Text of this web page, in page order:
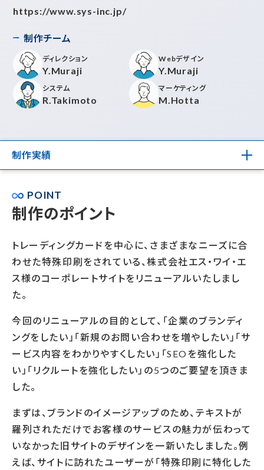
https://www.sys-inc.jp/
制作チーム
ディレクション
Y.Muraji
Webデザイン
Y.Muraji
システム
R.Takimoto
マーケティング
M.Hotta
制作実績
POINT
制作のポイント
トレーディングカードを中心に、さまざまなニーズに合
わせた特殊印刷をされている、株式会社エス・ワイ・エ
ス様のコーポレートサイトをリニューアルいたしまし
た。
今回のリニューアルの目的として、「企業のブランディ
ングをしたい」「新規のお問い合わせを増やしたい」「サ
ービス内容をわかりやすくしたい」「SEOを強化した
い」「リクルートを強化したい」の5つのご要望を頂きま
した。
まずは、ブランドのイメージアップのため、テキストが
羅列されただけでお客様のサービスの魅力が伝わって
いなかった旧サイトのデザインを一新いたしました。例
えば、サイトに訪れたユーザーが「特殊印刷に特化した